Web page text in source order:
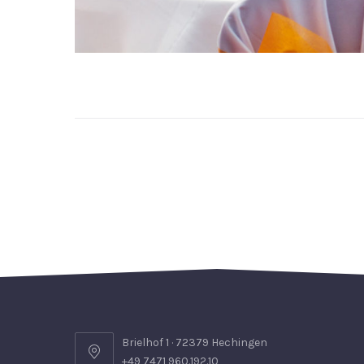
Brielhof 1 · 72379 Hechingen
+49 7471 960.192.10